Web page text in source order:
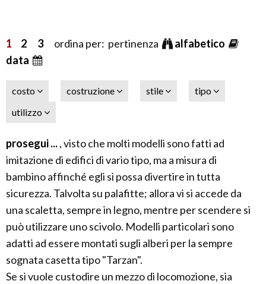
1 2 3ordina per: pertinenza
alfabetico
data
costo costruzione stile
tipo
utilizzo
prosegui ..., visto che molti modelli sono fatti ad
imitazione di edifici di vario tipo, ma a misura di
bambino affinché egli si possa divertire in tutta
sicurezza. Talvolta su palafitte; allora vi si accede da
una scaletta, sempre in legno, mentre per scendere si
può utilizzare uno scivolo. Modelli particolari sono
adatti ad essere montati sugli alberi per la sempre
sognata casetta tipo "Tarzan".
Se si vuole custodire un mezzo di locomozione, sia